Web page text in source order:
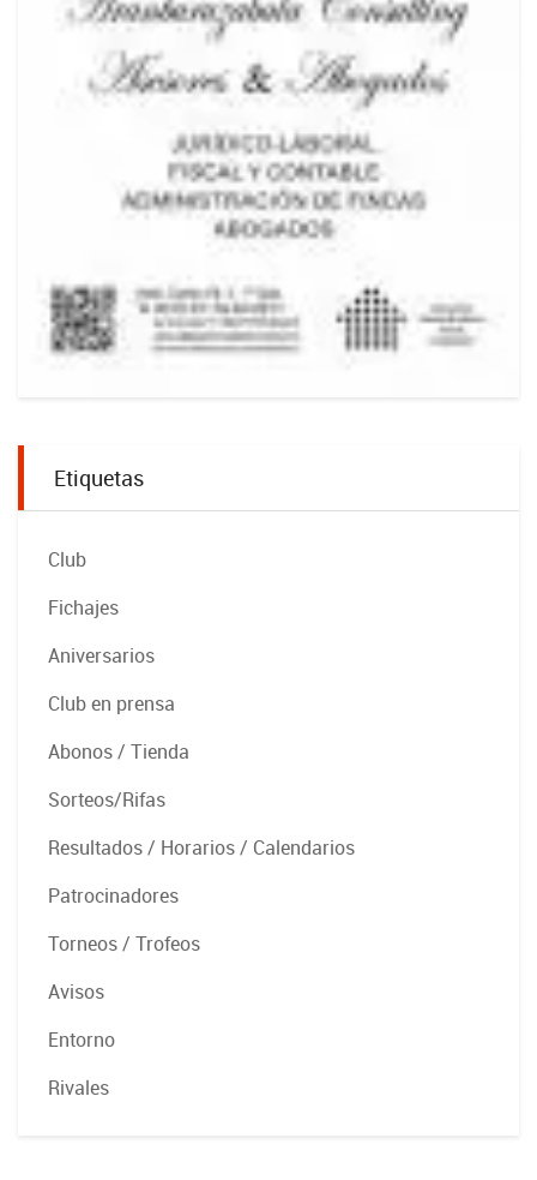
Etiquetas
Club
Fichajes
Aniversarios
Club en prensa
Abonos / Tienda
Sorteos/Rifas
Resultados / Horarios / Calendarios
Patrocinadores
Torneos / Trofeos
Avisos
Entorno
Rivales